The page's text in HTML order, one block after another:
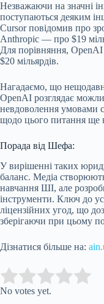
Незважаючи на значні
поступаються деяким
Cursor повідомив про
Anthropic — про $19
Для порівняння, OpenAI
$20 мільярдів.
Нагадаємо, що
OpenAI розглядає
невдоволення умовами
щодо цього питання ще
Порада від Шефа:
У вирішенні таких
баланс. Медіа
навчання ШІ, але
інструменти. Ключ до
ліцензійних угод, що
зберігаючи при цьому
Дізнатися більше на:
Rate this item:
No votes yet.